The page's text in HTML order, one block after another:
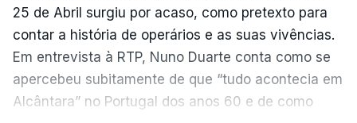
25 de Abril surgiu por acaso, como pretexto para
contar a história de operários e as suas vivências.
Em entrevista à RTP, Nuno Duarte conta como se
apercebeu subitamente de que “tudo acontecia em
Alcântara” no Portugal dos anos 60 e de como